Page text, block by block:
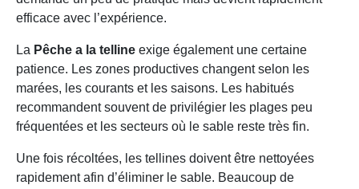
efficace avec l’expérience.
La Pêche a la telline exige également une certaine
patience. Les zones productives changent selon les
marées, les courants et les saisons. Les habitués
recommandent souvent de privilégier les plages peu
fréquentées et les secteurs où le sable reste très fin.
Une fois récoltées, les tellines doivent être nettoyées
rapidement afin d’éliminer le sable. Beaucoup de